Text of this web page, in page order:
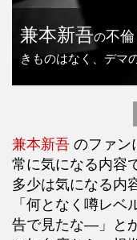
兼本新吾の不
きものはなく、デマ
兼本新吾 のファン
常に気になる内容
多少は気になる内
「何となく噂レ
告で見たな―」と